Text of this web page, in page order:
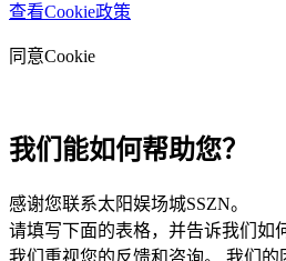
查看Cookie政策
同意Cookie
我们能如何帮助您？
感谢您联系太阳娱场城SSZN。
请填写下面的表格，并告诉我们如
我们重视您的反馈和咨询。 我们的